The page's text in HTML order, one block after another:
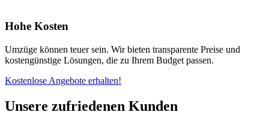
Hohe Kosten
Umzüge können teuer sein. Wir bieten transparente Preise und
kostengünstige Lösungen, die zu Ihrem Budget passen.
Kostenlose Angebote erhalten!
Unsere zufriedenen Kunden